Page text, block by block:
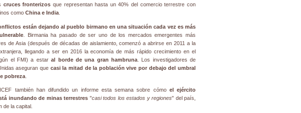
cruces fronterizos que representan hasta un 40% del comercio terrestre con
como China e India
están dejando al pueblo birmano en una situación cada vez es más
. Birmania ha pasado de ser uno de los mercados emergentes más
de Asia (después de décadas de aislamiento, comenzó a abrirse en 2011 a la
llegando a ser en 2016 la economía de más rápido crecimiento en el
el FMI) a estaral borde de una gran hambruna. Los investigadores de
aseguran que casi la mitad de la población vive por debajo del umbral
pobreza
también han difundido un informe esta semana sobre cómo el ejército
inundando de minas terrestres "casi todos los estados y regiones" del país,
de la capital.